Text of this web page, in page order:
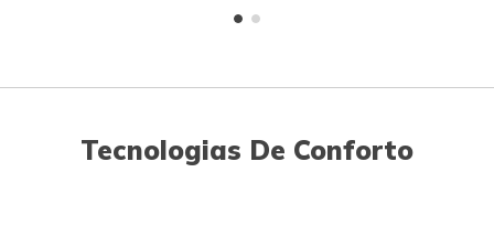
Tecnologias De Conforto